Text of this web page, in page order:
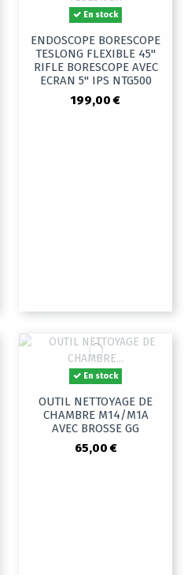
En stock
ENDOSCOPE BORESCOPE
TESLONG FLEXIBLE 45"
RIFLE BORESCOPE AVEC
ECRAN 5" IPS NTG500
199,00 €
En stock
OUTIL NETTOYAGE DE
CHAMBRE M14/M1A
AVEC BROSSE GG
65,00 €